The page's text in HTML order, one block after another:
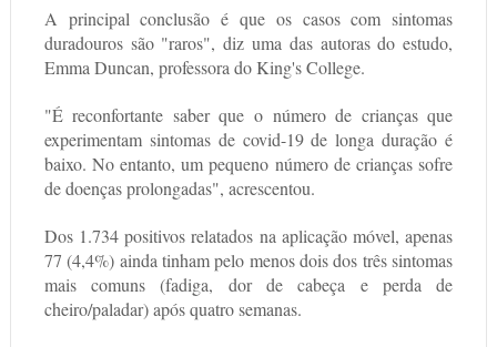
A principal conclusão é que os casos com sintomas
duradouros são "raros", diz uma das autoras do estudo,
Emma Duncan, professora do King's College.
"É reconfortante saber que o número de crianças que
experimentam sintomas de covid-19 de longa duração é
baixo. No entanto, um pequeno número de crianças sofre
de doenças prolongadas", acrescentou.
Dos 1.734 positivos relatados na aplicação móvel, apenas
77 (4,4%) ainda tinham pelo menos dois dos três sintomas
mais comuns (fadiga, dor de cabeça e perda de
cheiro/paladar) após quatro semanas.